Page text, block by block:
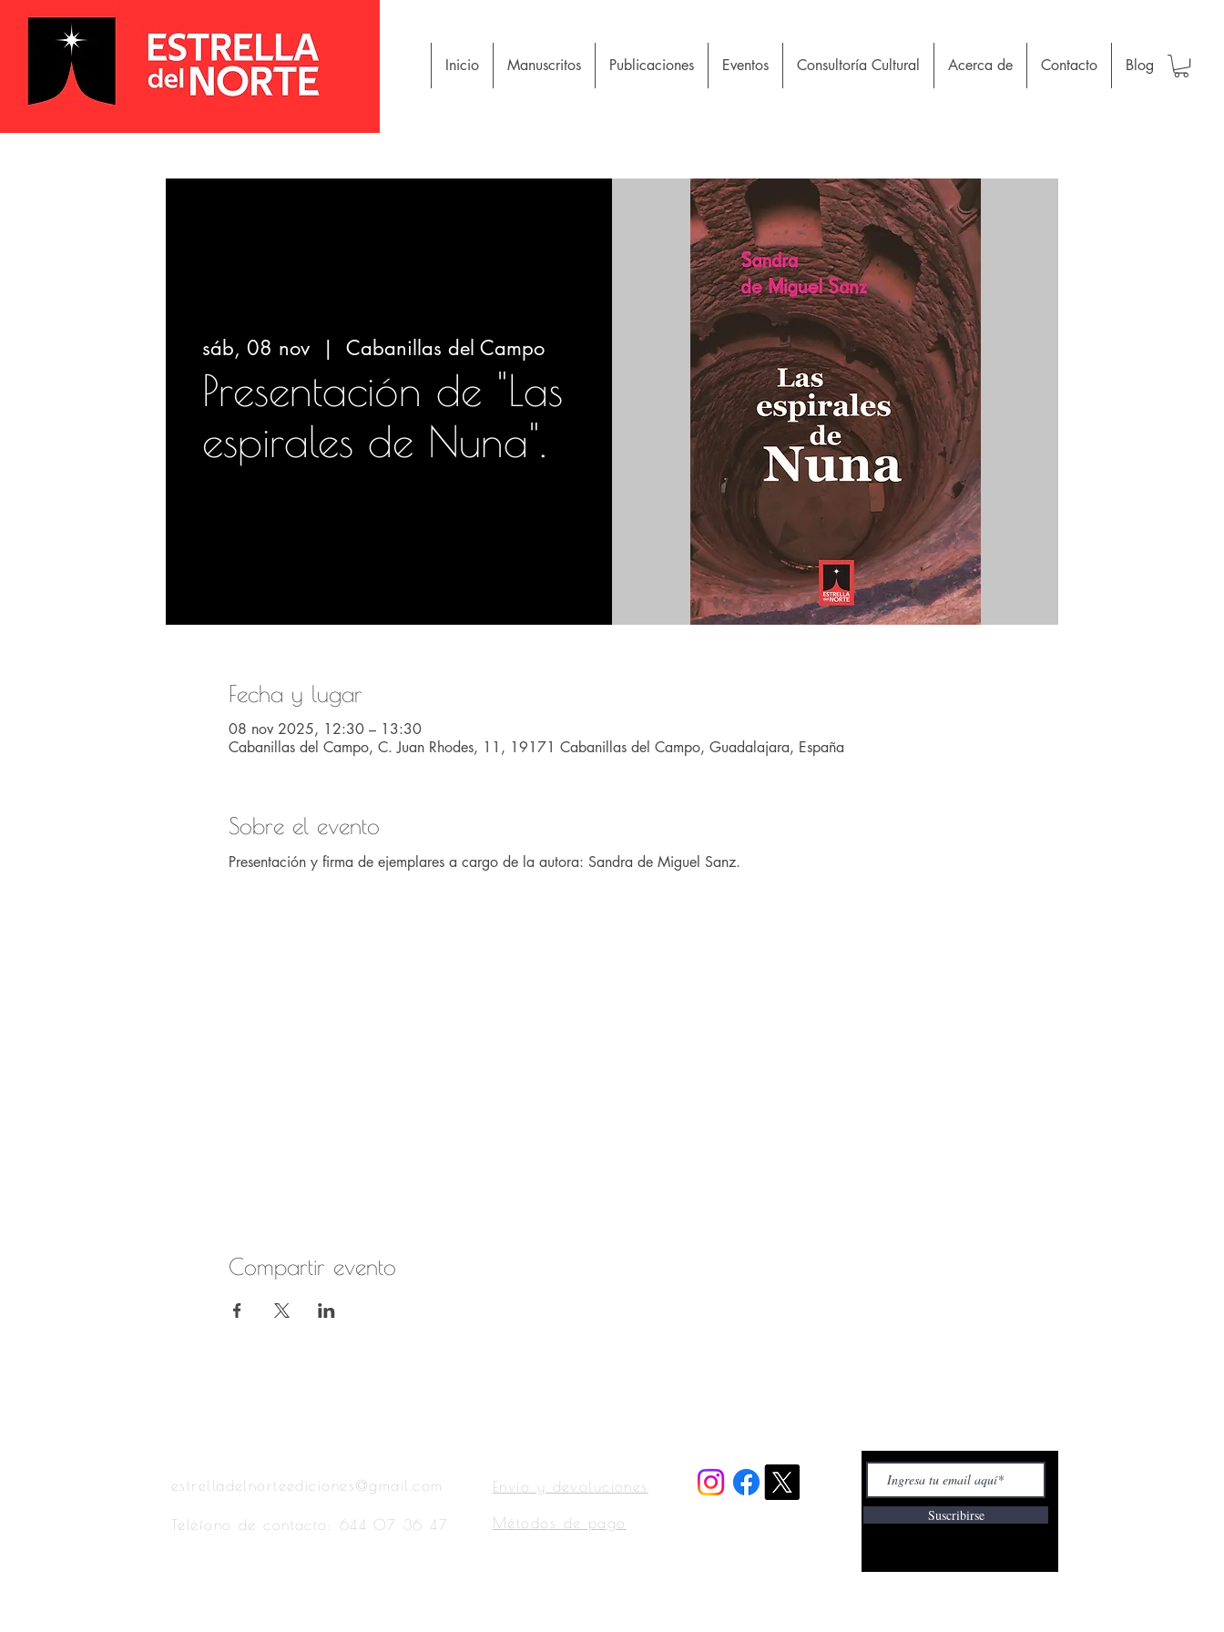
Inicio Manuscritos Publicaciones Eventos Consultoría Cultural Acerca de Contacto Blog
sáb, 08 nov
  |
Cabanillas del Campo
Presentación de "Las
espirales de Nuna".
Fecha y lugar
08 nov 2025, 12:30 – 13:30
Cabanillas del Campo, C. Juan Rhodes, 11, 19171 Cabanillas del Campo, Guadalajara, España
Sobre el evento
Presentación y firma de ejemplares a cargo de la autora: Sandra de Miguel Sanz.
Compartir evento
estrelladelnorteediciones@gmail.com
Teléfono de contacto: 644 07 36 47
Envío y devoluciones
Métodos de pago Suscribirse